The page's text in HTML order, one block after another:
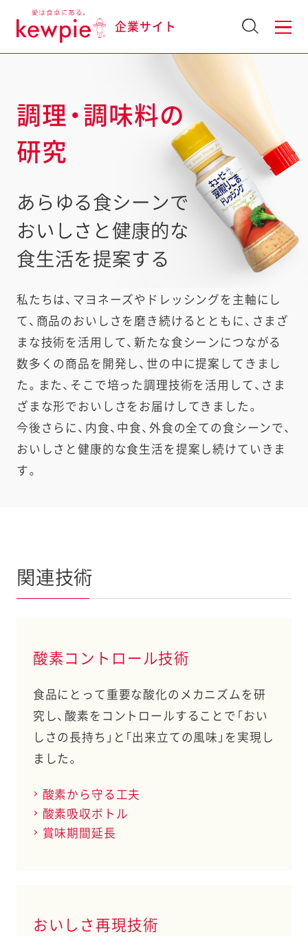
企業サイト
調理・調味料の
研究
あらゆる食シーンで
おいしさと健康的な
食生活を提案する
私たちは、マヨネーズやドレッシングを主軸にし
て、商品のおいしさを磨き続けるとともに、さまざ
まな技術を活用して、新たな食シーンにつながる
数多くの商品を開発し、世の中に提案してきまし
た。また、そこで培った調理技術を活用して、さま
ざまな形でおいしさをお届けしてきました。
今後さらに、内食、中食、外食の全ての食シーンで、
おいしさと健康的な食生活を提案し続けていきま
す。
関連技術
酸素コントロール技術
食品にとって重要な酸化のメカニズムを研
究し、酸素をコントロールすることで「おい
しさの長持ち」と「出来立ての風味」を実現し
ました。
酸素から守る工夫
酸素吸収ボトル
賞味期間延長
おいしさ再現技術